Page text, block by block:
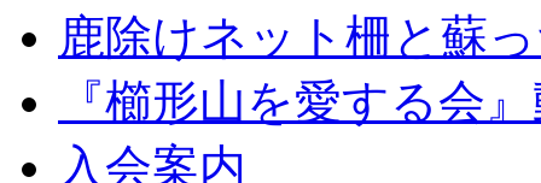
鹿除けネット柵と蘇
『櫛形山を愛する会
入会案内